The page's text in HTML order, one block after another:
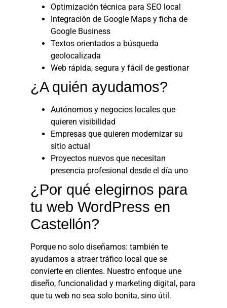
Optimización técnica para SEO local
Integración de Google Maps y ficha de
Google Business
Textos orientados a búsqueda
geolocalizada
Web rápida, segura y fácil de gestionar
¿A quién ayudamos?
Autónomos y negocios locales que
quieren visibilidad
Empresas que quieren modernizar su
sitio actual
Proyectos nuevos que necesitan
presencia profesional desde el día uno
¿Por qué elegirnos para
tu web WordPress en
Castellón?
Porque no solo diseñamos: también te
ayudamos a atraer tráfico local que se
convierte en clientes. Nuestro enfoque une
diseño, funcionalidad y marketing digital, para
que tu web no sea solo bonita, sino útil.